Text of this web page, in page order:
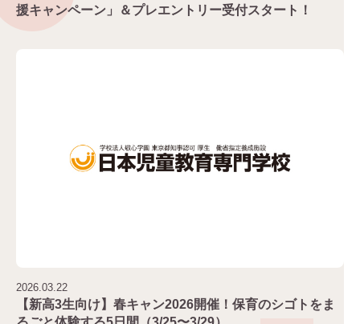
援キャンペーン」＆プレエントリー受付スタート！
2026.03.22
【新高3生向け】春キャン2026開催！保育のシゴトをま